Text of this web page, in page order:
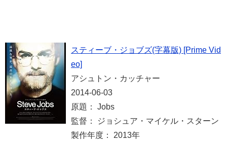
スティーブ・ジョブズ(字幕版) [Prime Vid
eo]
アシュトン・カッチャー
2014-06-03
原題： Jobs
監督： ジョシュア・マイケル・スターン
製作年度： 2013年